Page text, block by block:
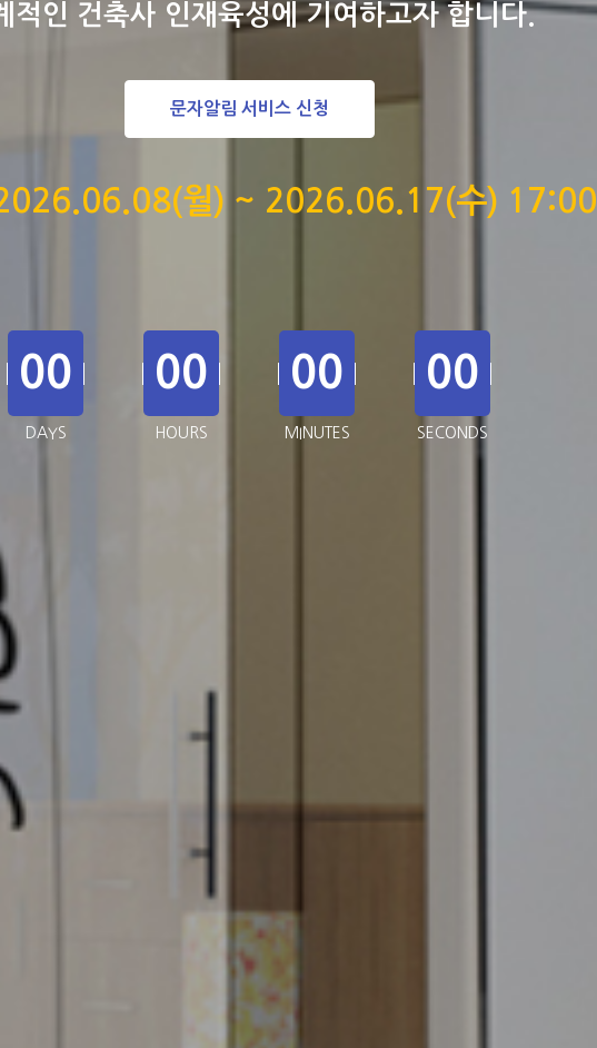
적인 건축사 인재육성에 기여하고자 합니다.
문자알림 서비스 신청
월) ~ 2026.06.17(수) 17:00
00
DAYS
00
HOURS
00
MINUTES
00
SECONDS